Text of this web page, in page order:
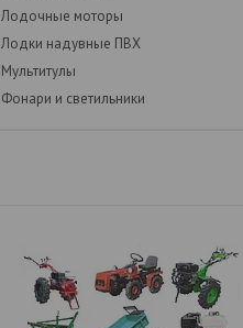
Лодочные моторы
Лодки надувные ПВХ
Мультитулы
Фонари и светильники